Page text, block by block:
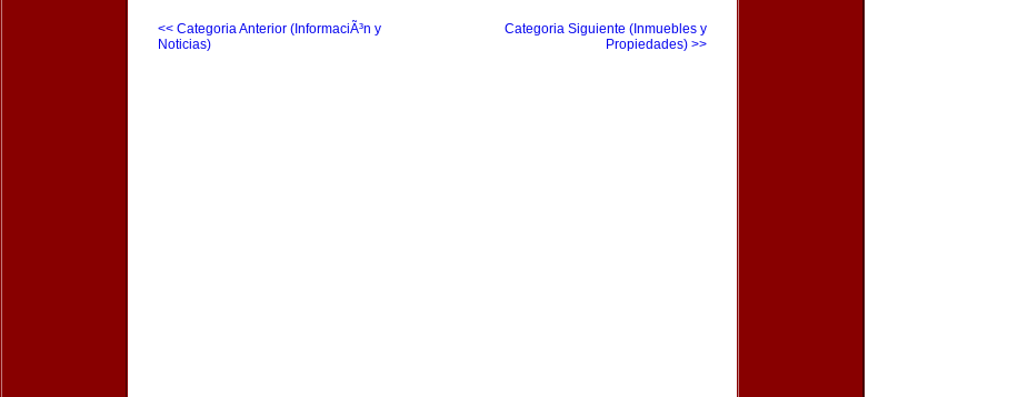
<< Categoria Anterior (InformaciÃ³n y
Noticias)
Categoria Siguiente (Inmuebles y
Propiedades) >>